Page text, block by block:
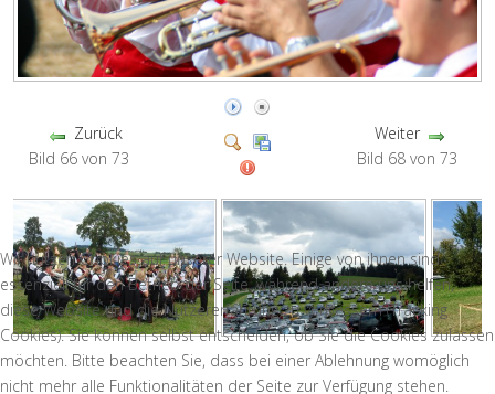
Zurück
Bild 66 von 73
Weiter
Bild 68 von 73
Wir nutzen Cookies auf unserer Website. Einige von ihnen sind
essenziell für den Betrieb der Seite, während andere uns helfen,
diese Website und die Nutzererfahrung zu verbessern (Tracking
Cookies). Sie können selbst entscheiden, ob Sie die Cookies zulassen
möchten. Bitte beachten Sie, dass bei einer Ablehnung womöglich
nicht mehr alle Funktionalitäten der Seite zur Verfügung stehen.